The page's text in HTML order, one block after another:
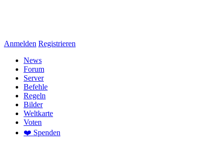
Anmelden Registrieren
News
Forum
Server
Befehle
Regeln
Bilder
Weltkarte
Voten
❤️ Spenden